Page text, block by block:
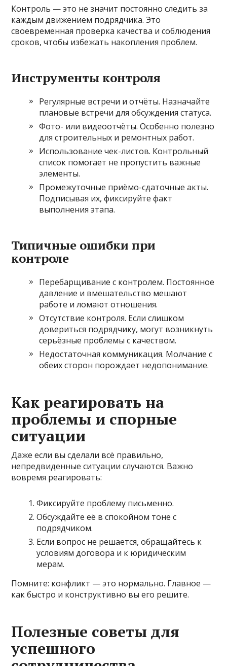
Контроль — это не значит постоянно следить за
каждым движением подрядчика. Это
своевременная проверка качества и соблюдения
сроков, чтобы избежать накопления проблем.
Инструменты контроля
Регулярные встречи и отчёты. Назначайте
плановые встречи для обсуждения статуса.
Фото- или видеоотчёты. Особенно полезно
для строительных и ремонтных работ.
Использование чек-листов. Контрольный
список помогает не пропустить важные
элементы.
Промежуточные приёмо-сдаточные акты.
Подписывая их, фиксируйте факт
выполнения этапа.
Типичные ошибки при
контроле
Перебарщивание с контролем. Постоянное
давление и вмешательство мешают
работе и ломают отношения.
Отсутствие контроля. Если слишком
довериться подрядчику, могут возникнуть
серьёзные проблемы с качеством.
Недостаточная коммуникация. Молчание с
обеих сторон порождает недопонимание.
Как реагировать на
проблемы и спорные
ситуации
Даже если вы сделали всё правильно,
непредвиденные ситуации случаются. Важно
вовремя реагировать:
Фиксируйте проблему письменно.
Обсуждайте её в спокойном тоне с
подрядчиком.
Если вопрос не решается, обращайтесь к
условиям договора и к юридическим
мерам.
Помните: конфликт — это нормально. Главное —
как быстро и конструктивно вы его решите.
Полезные советы для
успешного